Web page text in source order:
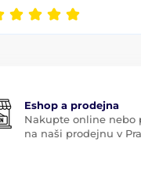
Eshop a prodejna
Nakupte online nebo
na naši prodejnu v